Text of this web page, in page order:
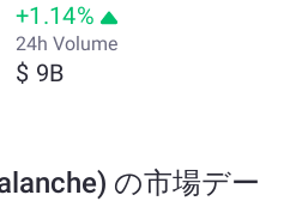
+1.14%
24h Volume
$ 9B
の市場デー